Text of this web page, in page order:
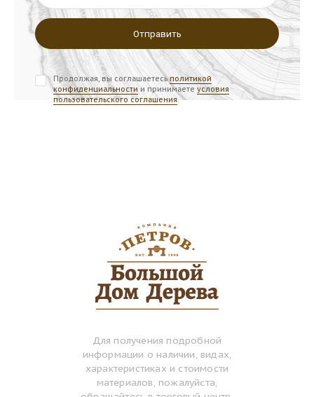
Продолжая, вы соглашаетесьполитикой
конфиденциальности и принимаете условия
пользовательского соглашения.
Для получения подробной
информации о наличии, видах,
характеристиках и стоимости
материалов, пожалуйста,